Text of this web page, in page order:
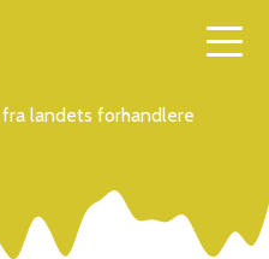
landets forhandlere